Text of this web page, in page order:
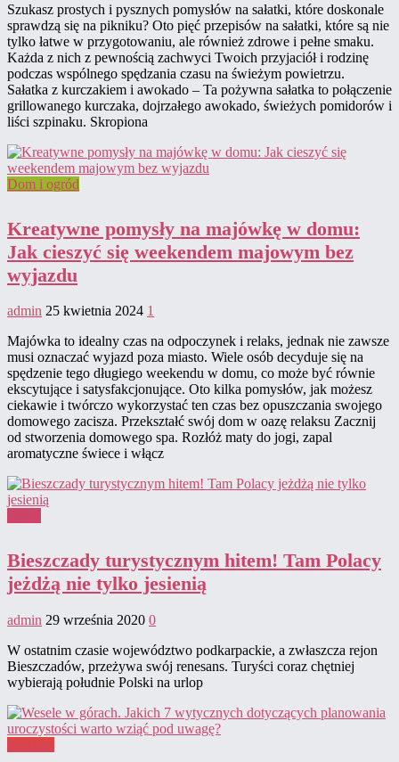
Szukasz prostych i pysznych pomysłów na sałatki, które doskonale
sprawdzą się na pikniku? Oto pięć przepisów na sałatki, które są nie
tylko łatwe w przygotowaniu, ale również zdrowe i pełne smaku.
Każda z nich z pewnością zachwyci Twoich przyjaciół i rodzinę
podczas wspólnego spędzania czasu na świeżym powietrzu.
Sałatka z kurczakiem i awokado – Ta pożywna sałatka to połączenie
grillowanego kurczaka, dojrzałego awokado, świeżych pomidorów i
liści szpinaku. Skropiona
Dom i ogród
Kreatywne pomysły na majówkę w domu:
Jak cieszyć się weekendem majowym bez
wyjazdu
admin 25 kwietnia 2024 1
Majówka to idealny czas na odpoczynek i relaks, jednak nie zawsze
musi oznaczać wyjazd poza miasto. Wiele osób decyduje się na
spędzenie tego długiego weekendu w domu, co może być równie
ekscytujące i satysfakcjonujące. Oto kilka pomysłów, jak możesz
ciekawie i twórczo wykorzystać ten czas bez opuszczania swojego
domowego zacisza. Przekształć swój dom w oazę relaksu Zacznij
od stworzenia domowego spa. Rozłóż maty do jogi, zapal
aromatyczne świece i włącz
Bieszczady turystycznym hitem! Tam Polacy
jeżdżą nie tylko jesienią
admin 29 września 2020 0
W ostatnim czasie województwo podkarpackie, a zwłaszcza rejon
Bieszczadów, przeżywa swój renesans. Turyści coraz chętniej
wybierają południe Polski na urlop
Rodzina